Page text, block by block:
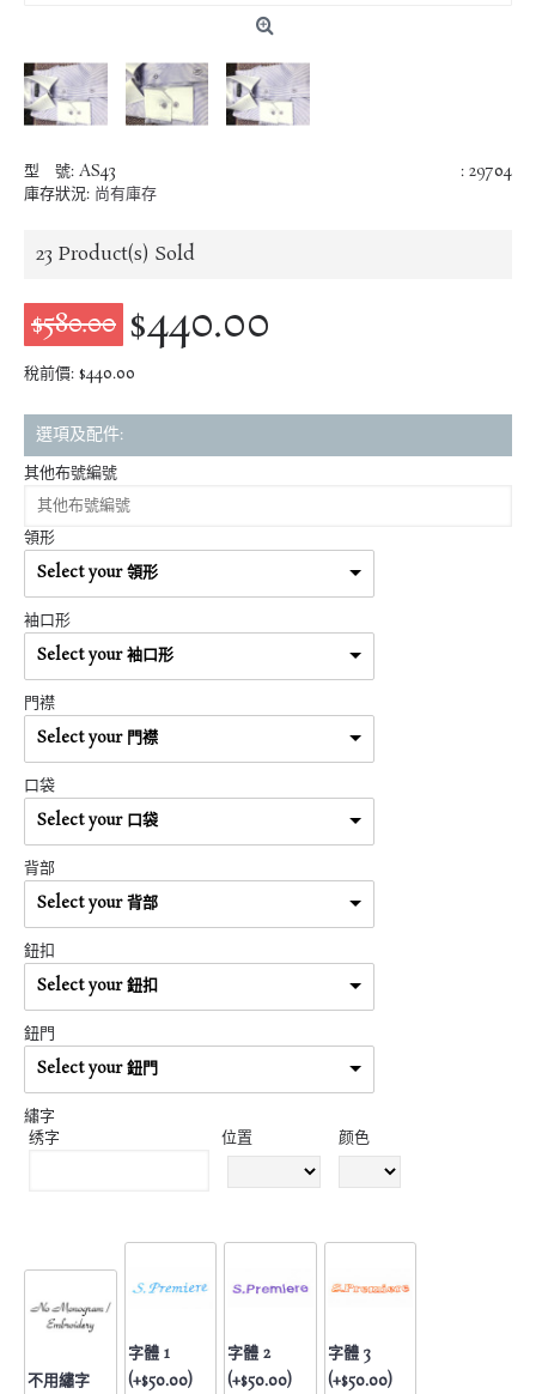
: 29704
型 號: AS43
庫存狀況: 尚有庫存
23 Product(s) Sold
$580.00 $440.00
稅前價: $440.00
選項及配件:
其他布號編號
領形
Select your 領形
袖口形
Select your 袖口形
門襟
Select your 門襟
口袋
Select your 口袋
背部
Select your 背部
鈕扣
Select your 鈕扣
鈕門
Select your 鈕門
繡字
绣字
位置 颜色
不用繡字
字體 1
(+$50.00)
字體 2
(+$50.00)
字體 3
(+$50.00)